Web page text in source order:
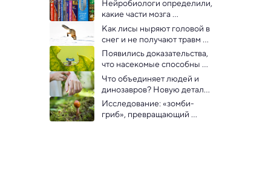
Нейробиологи определили,
какие части мозга
необходимы для
запоминания слов
Как лисы ныряют головой в
снег и не получают травм —
биологи нашли объяснение
Появились доказательства,
что насекомые способны
чувствовать боль
Что объединяет людей и
динозавров? Новую деталь
добавили эволюционисты
Исследование: «зомби-
гриб», превращающий